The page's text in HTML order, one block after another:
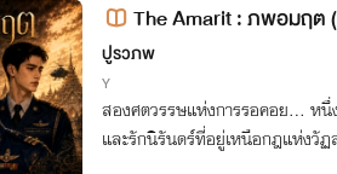
The Amarit : ภพอมฤต
ไซไฟ-ไสยศาสตร์-ประเทศชา
ปูรวภพ
Y
สองศตวรรษแห่งการรอคอย... ห
และรักนิรันดร์ที่อยู่เหนือกฎแห่งวัฏ